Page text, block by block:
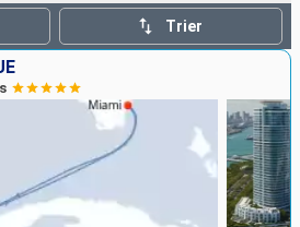
Compagnies
Rechercher
Trier